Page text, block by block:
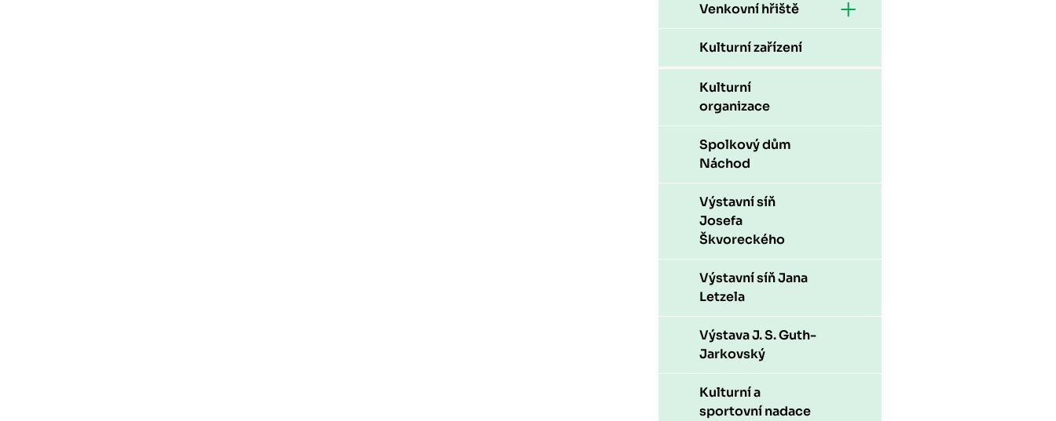
Venkovní hřiště
Kulturní zařízení
Kulturní
organizace
Spolkový dům
Náchod
Výstavní síň
Josefa
Škvoreckého
Výstavní síň Jana
Letzela
Výstava J. S. Guth-
Jarkovský
Kulturní a
sportovní nadace